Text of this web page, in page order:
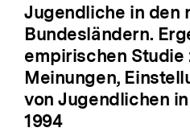
Jugendliche in den
Bundesländern.
empirischen Studie
Meinungen,
von Jugendlichen
1994